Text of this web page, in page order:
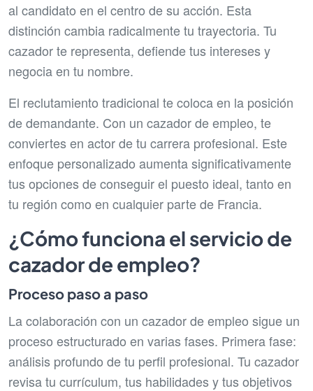
al candidato en el centro de su acción. Esta
distinción cambia radicalmente tu trayectoria. Tu
cazador te representa, defiende tus intereses y
negocia en tu nombre.
El reclutamiento tradicional te coloca en la posición
de demandante. Con un cazador de empleo, te
conviertes en actor de tu carrera profesional. Este
enfoque personalizado aumenta significativamente
tus opciones de conseguir el puesto ideal, tanto en
tu región como en cualquier parte de Francia.
¿Cómo funciona el servicio de
cazador de empleo?
Proceso paso a paso
La colaboración con un cazador de empleo sigue un
proceso estructurado en varias fases. Primera fase:
análisis profundo de tu perfil profesional. Tu cazador
revisa tu currículum, tus habilidades y tus objetivos